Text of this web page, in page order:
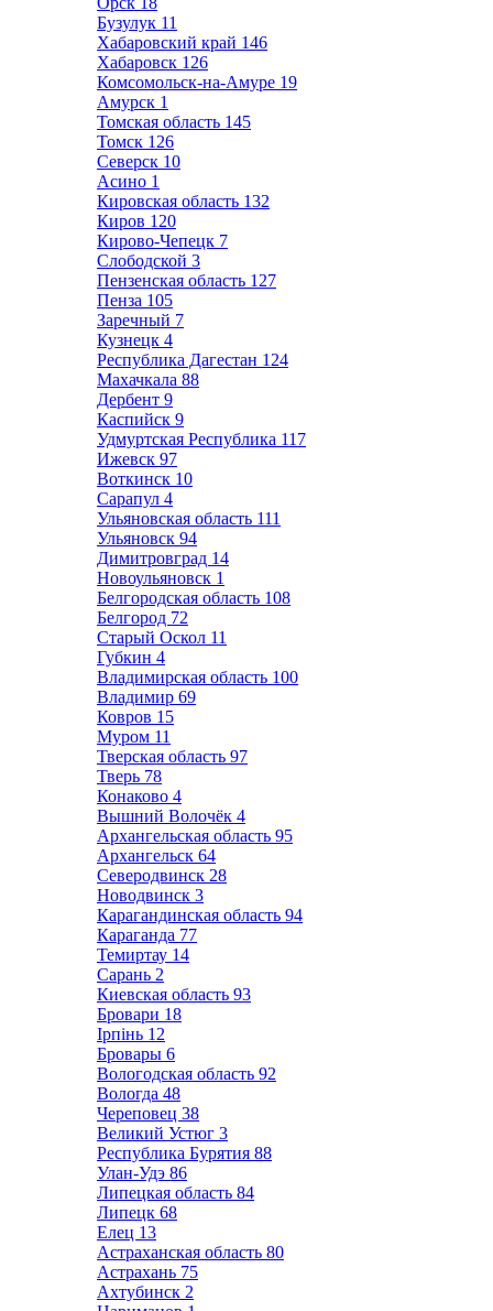
Бузулук 11
Хабаровский край 146
Хабаровск 126
Комсомольск-на-Амуре 19
Амурск 1
Томская область 145
Томск 126
Северск 10
Асино 1
Кировская область 132
Киров 120
Кирово-Чепецк 7
Слободской 3
Пензенская область 127
Пенза 105
Заречный 7
Кузнецк 4
Республика Дагестан 124
Махачкала 88
Дербент 9
Каспийск 9
Удмуртская Республика 117
Ижевск 97
Воткинск 10
Сарапул 4
Ульяновская область 111
Ульяновск 94
Димитровград 14
Новоульяновск 1
Белгородская область 108
Белгород 72
Старый Оскол 11
Губкин 4
Владимирская область 100
Владимир 69
Ковров 15
Муром 11
Тверская область 97
Тверь 78
Конаково 4
Вышний Волочёк 4
Архангельская область 95
Архангельск 64
Северодвинск 28
Новодвинск 3
Карагандинская область 94
Караганда 77
Темиртау 14
Сарань 2
Киевская область 93
Бровари 18
Ірпінь 12
Бровары 6
Вологодская область 92
Вологда 48
Череповец 38
Великий Устюг 3
Республика Бурятия 88
Улан-Удэ 86
Липецкая область 84
Липецк 68
Елец 13
Астраханская область 80
Астрахань 75
Ахтубинск 2